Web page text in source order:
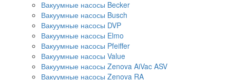
Вакуумные насосы Becker
Вакуумные насосы Busch
Вакуумные насосы DVP
Вакуумные насосы Elmo
Вакуумные насосы Pfeiffer
Вакуумные насосы Value
Вакуумные насосы Zenova AiVac ASV
Вакуумные насосы Zenova RA